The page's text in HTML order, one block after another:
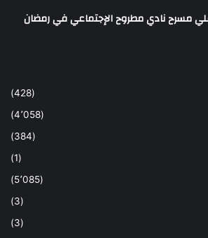
(428)
(4٬058)
(384)
(1)
(5٬085)
(3)
(3)